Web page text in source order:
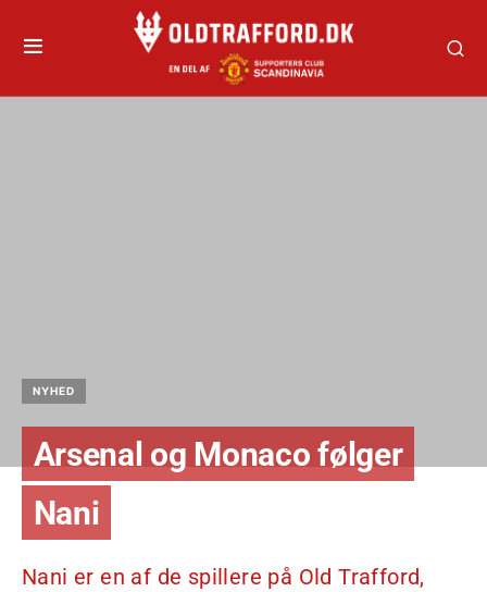
NYHED
Arsenal og Monaco følger
Nani
Nani er en af de spillere på Old Trafford,